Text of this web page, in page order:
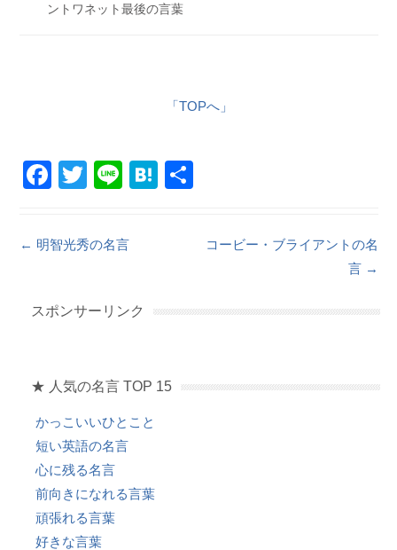
ントワネット最後の言葉
「TOPへ」
F
c
e
o
k
T
tt
er
Li
e
H
Post navigation
← 明智光秀の名言
コービー・ブライアントの名
言 →
スポンサーリンク
★ 人気の名言 TOP 15
かっこいいひとこと
短い英語の名言
心に残る名言
前向きになれる言葉
頑張れる言葉
好きな言葉